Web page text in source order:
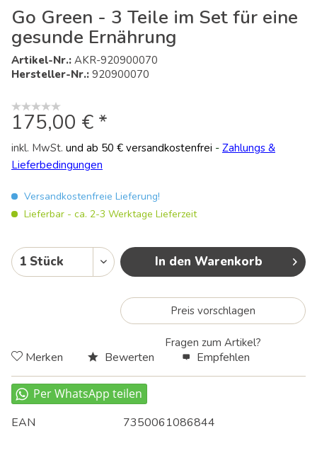
Go Green - 3 Teile im Set für eine
gesunde Ernährung
Artikel-Nr.: AKR-920900070
Hersteller-Nr.: 920900070
175,00 € *
inkl. MwSt. und ab 50 € versandkostenfrei - Zahlungs &
Lieferbedingungen
Versandkostenfreie Lieferung!
Lieferbar - ca. 2-3 Werktage Lieferzeit
In den Warenkorb
Preis vorschlagen
Fragen zum Artikel?
Merken Bewerten Empfehlen
EAN 7350061086844